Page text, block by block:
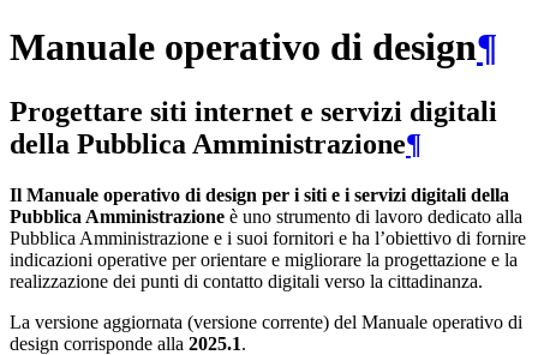
Manuale operativo di design¶
Progettare siti internet e servizi digitali
della Pubblica Amministrazione¶
Il Manuale operativo di design per i siti e i servizi digitali della
Pubblica Amministrazione è uno strumento di lavoro dedicato alla
Pubblica Amministrazione e i suoi fornitori e ha l’obiettivo di fornire
indicazioni operative per orientare e migliorare la progettazione e la
realizzazione dei punti di contatto digitali verso la cittadinanza.
La versione aggiornata (versione corrente) del Manuale operativo di
design corrisponde alla 2025.1.